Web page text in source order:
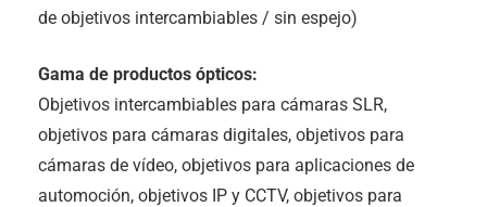
de objetivos intercambiables / sin espejo)
Gama de productos ópticos:
Objetivos intercambiables para cámaras SLR,
objetivos para cámaras digitales, objetivos para
cámaras de vídeo, objetivos para aplicaciones de
automoción, objetivos IP y CCTV, objetivos para